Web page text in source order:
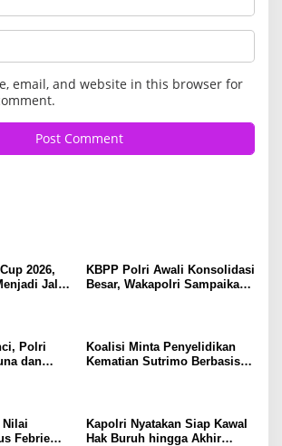
email, and website in this browser for
2026,
Jalan
KBPP Polri Awali Konsolidasi
Besar, Wakapolri Sampaikan
Polri
dan
Koalisi Minta Penyelidikan
Kematian Sutrimo Berbasis
Nilai
Febrie
Kapolri Nyatakan Siap Kawal
Hak Buruh hingga Akhir